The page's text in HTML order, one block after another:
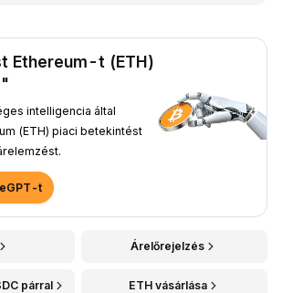
Ethereum-t (ETH)
intelligencia által
(ETH) piaci betekintést
t
Árelőrejelzés
párral ETH vásárlása